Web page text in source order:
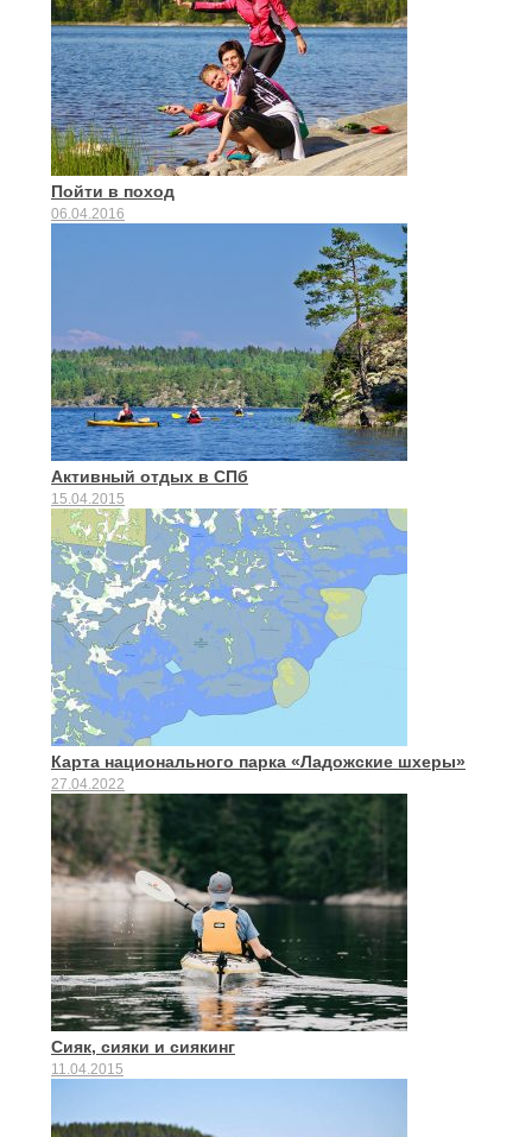
Пойти в поход
06.04.2016
Активный отдых в СПб
15.04.2015
Карта национального парка «Ладожские шхеры»
27.04.2022
Сияк, сияки и сиякинг
11.04.2015